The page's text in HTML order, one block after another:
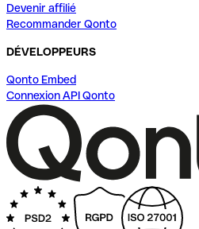
Devenir affilié
Recommander Qonto
DÉVELOPPEURS
Qonto Embed
Connexion API Qonto